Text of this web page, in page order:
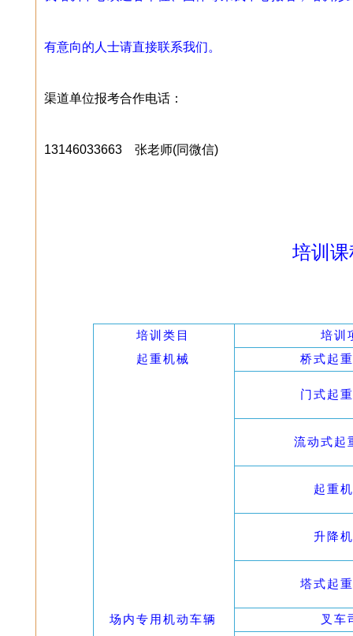
有意向的人士请直接联系我们。
渠道单位报考合作电话：
13146033663 张老师(同微信)
培训
培训类目
培训
起重机械
桥式起
门式起
流动式起
起重
升降
塔式起
场内专用机动车辆 叉车